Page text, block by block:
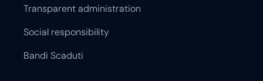
Transparent administration
Social responsibility
Bandi Scaduti